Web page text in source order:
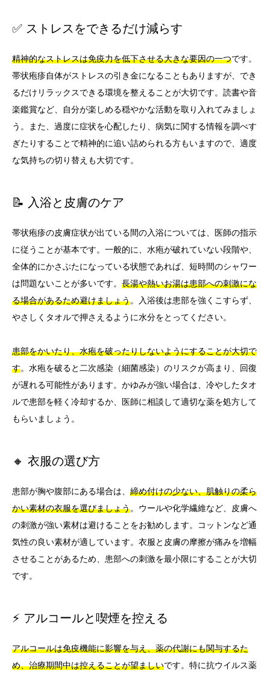
✅ ストレスをできるだけ減らす
精神的なストレスは免疫力を低下させる大きな要因の一つです。
帯状疱疹自体がストレスの引き金になることもありますが、でき
るだけリラックスできる環境を整えることが大切です。読書や音
楽鑑賞など、自分が楽しめる穏やかな活動を取り入れてみましょ
う。また、過度に症状を心配したり、病気に関する情報を調べす
ぎたりすることで精神的に追い詰められる方もいますので、適度
な気持ちの切り替えも大切です。
📝 入浴と皮膚のケア
帯状疱疹の皮膚症状が出ている間の入浴については、医師の指示
に従うことが基本です。一般的に、水疱が破れていない段階や、
全体的にかさぶたになっている状態であれば、短時間のシャワー
は問題ないことが多いです。 長湯や熱いお湯は患部への刺激にな
る場合があるため避けましょう。入浴後は患部を強くこすらず、
やさしくタオルで押さえるように水分をとってください。
患部をかいたり、水疱を破ったりしないようにすることが大切で
す。水疱を破ると二次感染（細菌感染）のリスクが高まり、回復
が遅れる可能性があります。かゆみが強い場合は、冷やしたタオ
ルで患部を軽く冷却するか、医師に相談して適切な薬を処方して
もらいましょう。
🔸 衣服の選び方
患部が胸や腹部にある場合は、 締め付けの少ない、肌触りの柔ら
かい素材の衣服を選びましょう。ウールや化学繊維など、皮膚へ
の刺激が強い素材は避けることをお勧めします。コットンなど通
気性の良い素材が適しています。衣服と皮膚の摩擦が痛みを増幅
させることがあるため、患部への刺激を最小限にすることが大切
です。
⚡ アルコールと喫煙を控える
アルコールは免疫機能に影響を与え、薬の代謝にも関与するた
め、治療期間中は控えることが望ましいです。特に抗ウイルス薬